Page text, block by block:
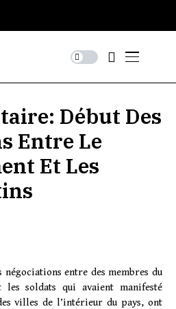
Début Des
Entre Le
Et Les
négociations entre des membres du
les soldats qui avaient manifesté
villes de l’intérieur du pays, ont